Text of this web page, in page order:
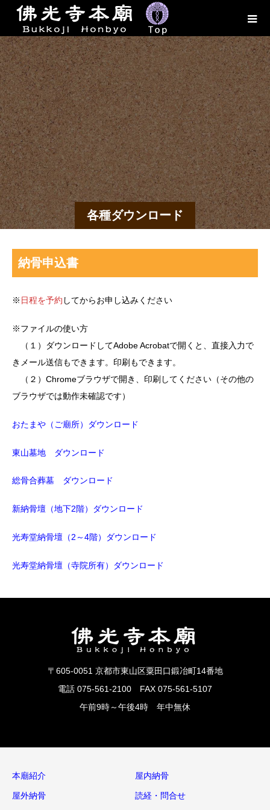
各種ダウンロード
納骨申込書
※ 日程を予約 してからお申し込みください
※ファイルの使い方
（１）ダウンロードしてAdobe Acrobatで開くと、直接入力で
きメール送信もできます。印刷もできます。
（２）Chromeブラウザで開き、印刷してください（その他の
ブラウザでは動作未確認です）
おたまや（ご廟所）ダウンロード
東山墓地 ダウンロード
総骨合葬墓 ダウンロード
新納骨壇（地下2階）ダウンロード
光寿堂納骨壇（2～4階）ダウンロード
光寿堂納骨壇（寺院所有）ダウンロード
〒605-0051 京都市東山区粟田口鍛冶町14番地
電話 075-561-2100 FAX 075-561-5107
午前9時～午後4時 年中無休
本廟紹介 屋内納骨
屋外納骨 読経・問合せ